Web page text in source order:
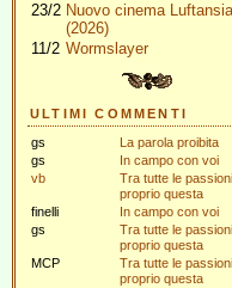
23/2 Nuovo cinema Luftansia
(2026)
11/2 Wormslayer
ULTIMI COMMENTI
gs
La parola proibita
gs
In campo con voi
vb
Tra tutte le passioni,
proprio questa
finelli
In campo con voi
gs
Tra tutte le passioni,
proprio questa
MCP
Tra tutte le passioni,
proprio questa